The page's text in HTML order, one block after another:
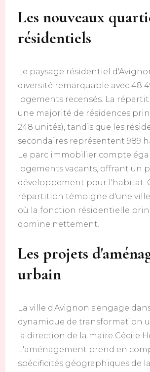
Les nouveaux
résidentiels
Le paysage résidentiel
diversité remarquable avec 48
logements recensés. La
une majorité de résidences
248 unités), tandis que les
secondaires représentent 989
Le parc immobilier compte
logements vacants, offrant un
développement pour l'habitat.
répartition témoigne d'une
où la fonction résidentielle
domine nettement.
Les projets
urbain
La ville d'Avignon s'engage
dynamique de transformation
la direction de la maire Cécile
L'aménagement prend en
spécificités géographiques de